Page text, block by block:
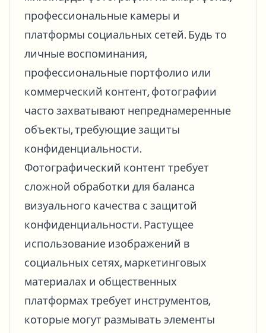
профессиональные камеры и
платформы социальных сетей. Будь то
личные воспоминания,
профессиональные портфолио или
коммерческий контент, фотографии
часто захватывают непреднамеренные
объекты, требующие защиты
конфиденциальности.
Фотографический контент требует
сложной обработки для баланса
визуального качества с защитой
конфиденциальности. Растущее
использование изображений в
социальных сетях, маркетинговых
материалах и общественных
платформах требует инструментов,
которые могут размывать элементы